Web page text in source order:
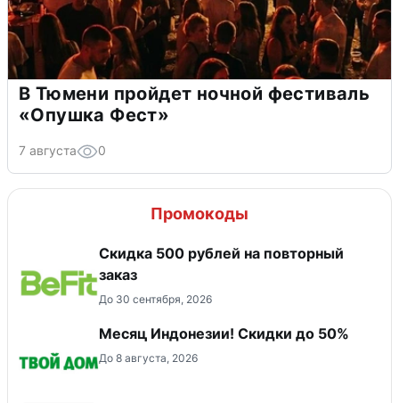
В Тюмени пройдет ночной фестиваль
«Опушка Фест»
7 августа 0
Промокоды
Скидка 500 рублей на повторный
заказ
До 30 сентября, 2026
Месяц Индонезии! Скидки до 50%
До 8 августа, 2026